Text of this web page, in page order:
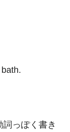
っぽく書き